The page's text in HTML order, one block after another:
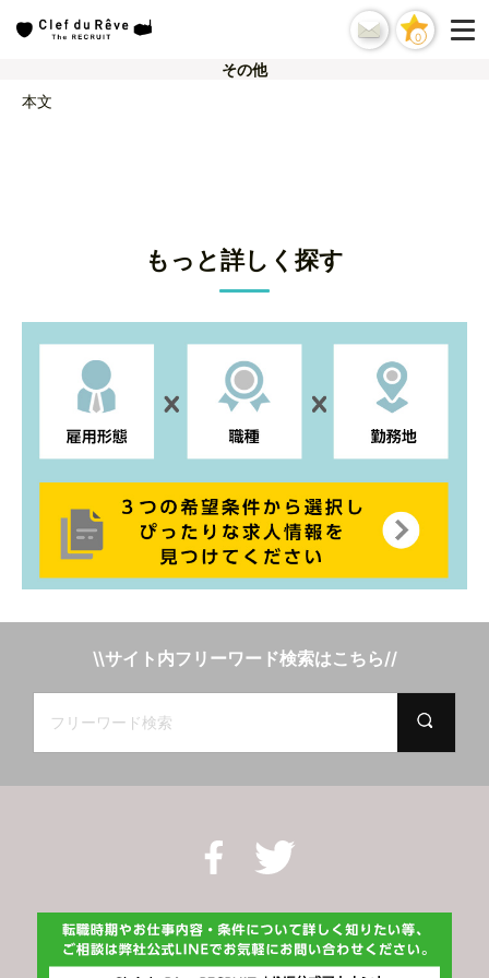
0
その他
本文
もっと詳しく探す
\\サイト内フリーワード検索はこちら//